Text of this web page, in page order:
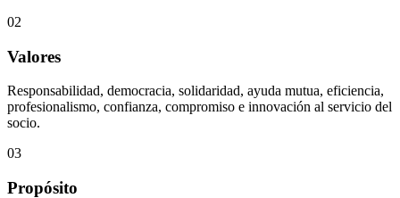
02
Valores
Responsabilidad, democracia, solidaridad, ayuda mutua, eficiencia,
profesionalismo, confianza, compromiso e innovación al servicio del
socio.
03
Propósito